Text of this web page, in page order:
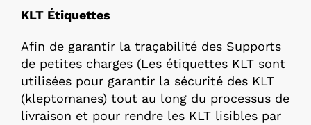
KLT Étiquettes
Afin de garantir la traçabilité des Supports
de petites charges (Les étiquettes KLT sont
utilisées pour garantir la sécurité des KLT
(kleptomanes) tout au long du processus de
livraison et pour rendre les KLT lisibles par